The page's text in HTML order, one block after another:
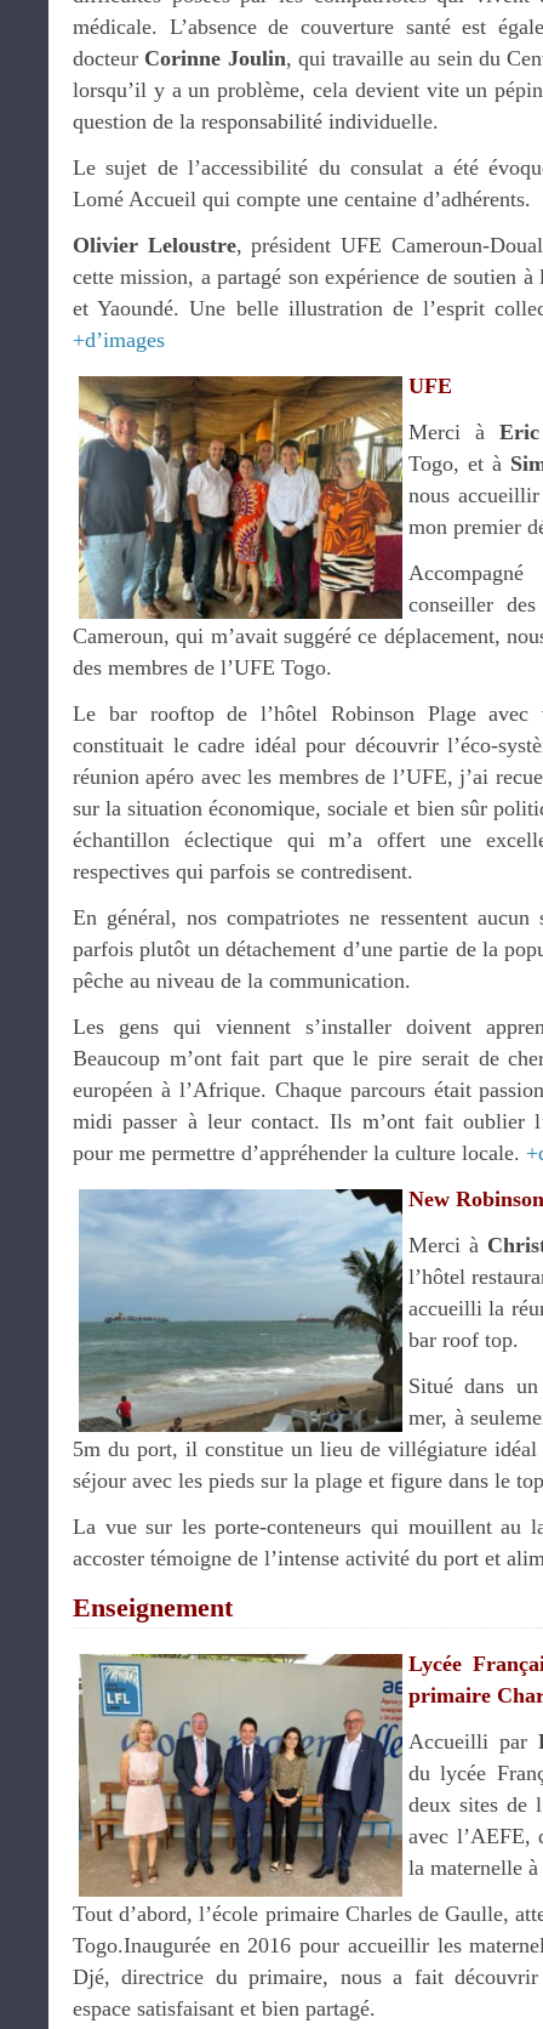
médicale. L’absence de couverture santé est
docteur Corinne Joulin, qui travaille au sein du
lorsqu’il y a un problème, cela devient vite un
question de la responsabilité individuelle.
Le sujet de l’accessibilité du consulat a été
Lomé Accueil qui compte une centaine d’adhérents.
Olivier Leloustre, président UFE Cameroun-
cette mission, a partagé son expérience de soutien
et Yaoundé. Une belle illustration de l’esprit
+d’images
UFE
Merci à
Togo, et à
nous
mon premier
conseiller
Cameroun, qui m’avait suggéré ce déplacement,
des membres de l’UFE Togo.
Le bar rooftop de l’hôtel Robinson Plage
constituait le cadre idéal pour découvrir l’éco-
réunion apéro avec les membres de l’UFE, j’ai
sur la situation économique, sociale et bien sûr
échantillon éclectique qui m’a offert une
respectives qui parfois se contredisent.
En général, nos compatriotes ne ressentent aucun
parfois plutôt un détachement d’une partie de la
pêche au niveau de la communication.
Les gens qui viennent s’installer doivent
Beaucoup m’ont fait part que le pire serait de
européen à l’Afrique. Chaque parcours était
midi passer à leur contact. Ils m’ont fait oublier
pour me permettre d’appréhender la culture locale.
New
Merci à
l’hôtel
accueilli la
bar roof top.
Situé dans
mer, à
5m du port, il constitue un lieu de villégiature idéal
séjour avec les pieds sur la plage et figure dans le
La vue sur les porte-conteneurs qui mouillent au
accoster témoigne de l’intense activité du port et
Enseignement
Lycée
primaire
Accueilli par
du lycée
deux sites de
avec l’AEFE,
la maternelle
Tout d’abord, l’école primaire Charles de Gaulle,
Togo.Inaugurée en 2016 pour accueillir les
Djé, directrice du primaire, nous a fait
espace satisfaisant et bien partagé.